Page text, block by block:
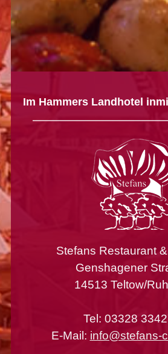
Im Hammers Landhotel
Stefans Restaurant
Genshagener
14513 Teltow/
Tel: 03328
E-Mail: info@stefans-